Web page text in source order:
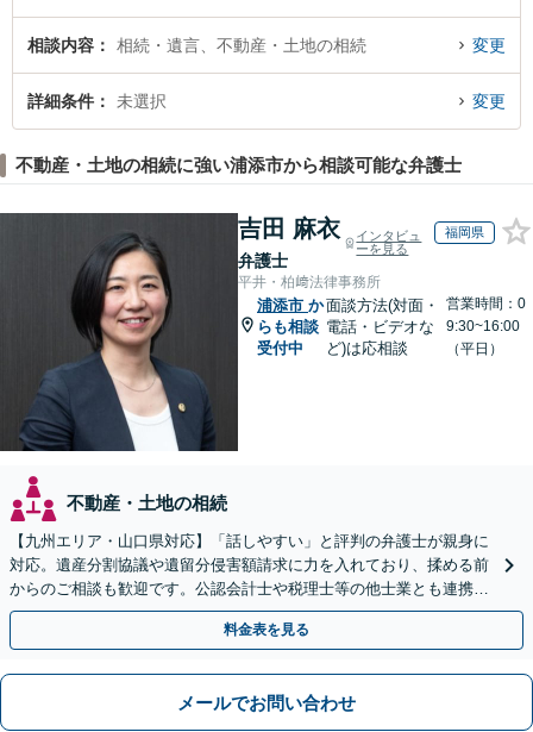
な近くの弁護士を検索したい』『初回相談無料で不動産・土地の相続を法律相
談できる浦添市内の弁護士に相談予約したい』などでお困りの相談者さんにお
すすめです。
相談内容 相続・遺言、不動産・土地の相続 変更
詳細条件 未選択 変更
不動産・土地の相続に強い浦添市から相談可能な弁護士
吉田 麻衣
弁護士
インタビュ
ーを見る
福岡県
平井・柏﨑法律事務所
浦添市 か
らも相談
受付中
面談方法(対面・
電話・ビデオな
ど)は応相談
営業時間：0
9:30~16:00
（平日）
不動産・土地の相続
【九州エリア・山口県対応】「話しやすい」と評判の弁護士が親身に
対応。遺産分割協議や遺留分侵害額請求に力を入れており、揉める前
からのご相談も歓迎です。公認会計士や税理士等の他士業とも連携
し、円満な解決を全力でサポートいたします。
料金表を見る
メールでお問い合わせ